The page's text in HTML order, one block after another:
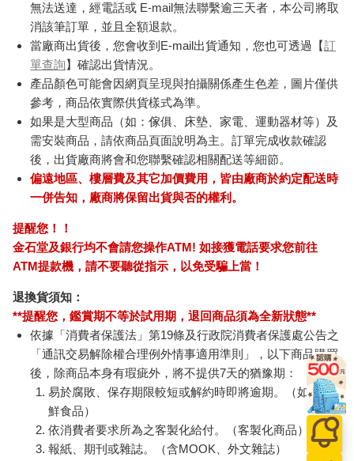
無法送達，經電話或 E-mail無法聯繫逾三天者，本公司將取
消該筆訂單，並且全額退款。
當廠商出貨後，您會收到E-mail出貨通知，您也可透過【訂
單查詢】確認出貨情況。
產品顏色可能會因網頁呈現與拍攝關係產生色差，圖片僅供
參考，商品依實際供貨樣式為準。
如果是大型商品（如：傢俱、床墊、家電、運動器材等）及
需安裝商品，請依商品頁面說明為主。訂單完成收款確認
後，出貨廠商將會和您聯繫確認相關配送等細節。
偏遠地區、樓層費及其它加價費用，皆由廠商於約定配送時
一併告知，廠商將保留出貨與否的權利。
提醒您！！
金石堂及銀行均不會請您操作ATM! 如接獲電話要求您前往
ATM提款機，請不要聽從指示，以免受騙上當！
退換貨須知：
**提醒您，鑑賞期不等於試用期，退回商品須為全新狀態**
依據「消費者保護法」第19條及行政院消費者保護處公告之
「通訊交易解除權合理例外情事適用準則」，以下商品購買
後，除商品本身有瑕疵外，將不提供7天的猶豫期：
易於腐敗、保存期限較短或解約時即將逾期。（如：生
鮮食品）
依消費者要求所為之客製化給付。（客製化商品）
報紙、期刊或雜誌。（含MOOK、外文雜誌）